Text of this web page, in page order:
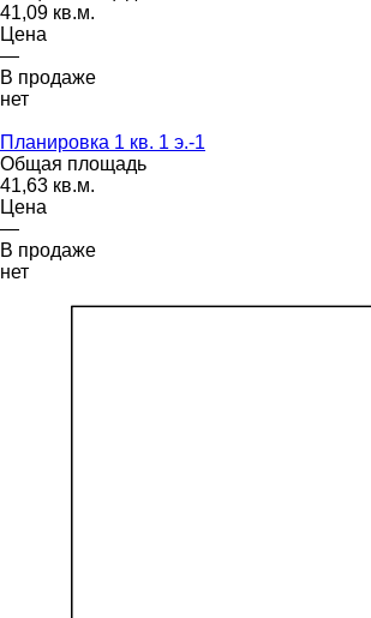
41,09 кв.м.
Цена
—
В продаже
нет
Планировка 1 кв. 1 э.-1
Общая площадь
41,63 кв.м.
Цена
—
В продаже
нет